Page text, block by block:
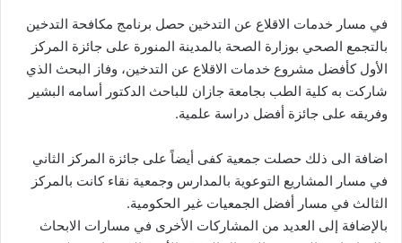
في مسار خدمات الاقلاع عن التدخين حصل برنامج مكافحة التدخين
بالتجمع الصحي بوزارة الصحة بالمدينة المنورة على جائزة المركز
الأول كأفضل مشروع خدمات الاقلاع عن التدخين، وفاز البحث الذي
شاركت به كلية الطب بجامعة جازان للباحث الدكتور أسامه البشير
وفريقه على جائزة أفضل دراسة علمية.
اضافة الى ذلك حصلت جمعية كفى أيضاً على جائزة المركز الثاني
في مسار المشاريع التوعوية بالمدارس وجمعية نقاء كانت بالمركز
الثالث في مسار أفضل الجمعيات غير الحكومية.
بالإضافة إلى العديد من المشاركات الأخرى في مسارات الابحاث